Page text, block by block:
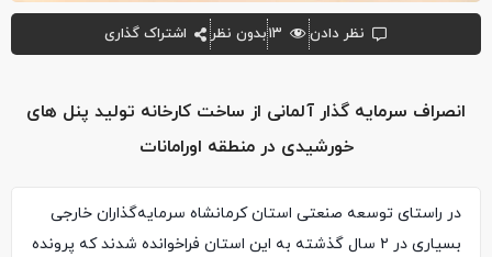
انصراف سرمایه گذار آلمانی از ساخت کارخانه تولید پنل های
خورشیدی در منطقه اورامانات
در راستای توسعه صنعتی استان کرمانشاه سرمایه‌گذاران خارجی
بسیاری در ۲ سال گذشته به این استان فراخوانده شدند که پرونده
نظر دادن ۱۳بدون نظر اشتراک گذاری